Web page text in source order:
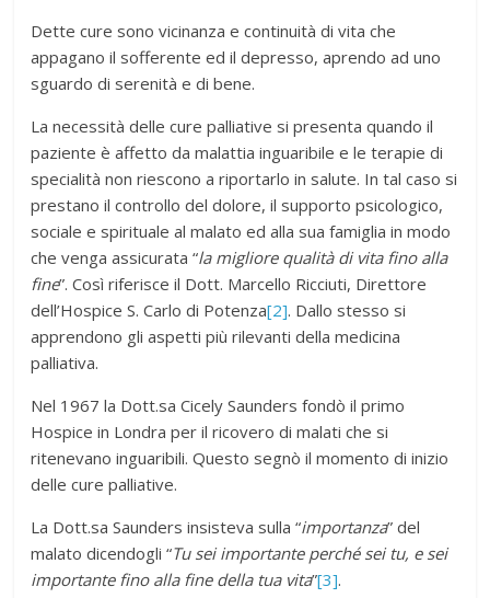
Dette cure sono vicinanza e continuità di vita che
appagano il sofferente ed il depresso, aprendo ad uno
sguardo di serenità e di bene.
La necessità delle cure palliative si presenta quando il
paziente è affetto da malattia inguaribile e le terapie di
specialità non riescono a riportarlo in salute. In tal caso si
prestano il controllo del dolore, il supporto psicologico,
sociale e spirituale al malato ed alla sua famiglia in modo
che venga assicurata “la migliore qualità di vita fino alla
fine”. Così riferisce il Dott. Marcello Ricciuti, Direttore
dell’Hospice S. Carlo di Potenza[2]. Dallo stesso si
apprendono gli aspetti più rilevanti della medicina
palliativa.
Nel 1967 la Dott.sa Cicely Saunders fondò il primo
Hospice in Londra per il ricovero di malati che si
ritenevano inguaribili. Questo segnò il momento di inizio
delle cure palliative.
La Dott.sa Saunders insisteva sulla “importanza” del
malato dicendogli “Tu sei importante perché sei tu, e sei
importante fino alla fine della tua vita”[3].